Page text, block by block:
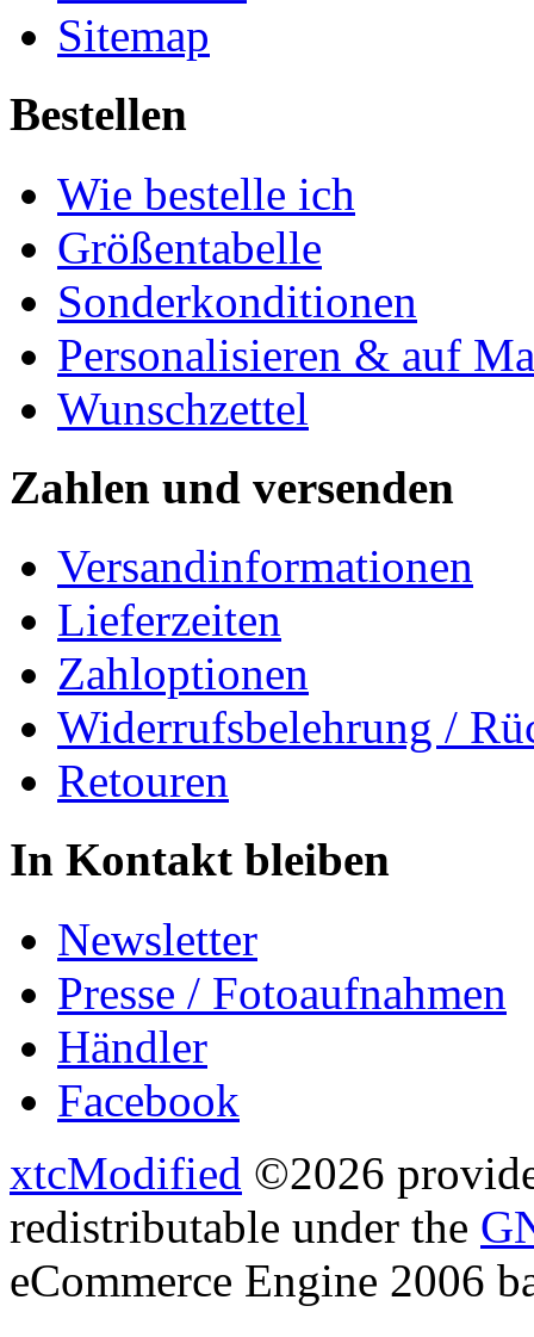
Sitemap
Bestellen
Wie bestelle ich
Größentabelle
Sonderkonditionen
Personalisieren & auf
Wunschzettel
Zahlen und versenden
Versandinformationen
Lieferzeiten
Zahloptionen
Widerrufsbelehrung /
Retouren
In Kontakt bleiben
Newsletter
Presse / Fotoaufnahmen
Händler
Facebook
xtcModified ©2026
redistributable under the
eCommerce Engine 2006